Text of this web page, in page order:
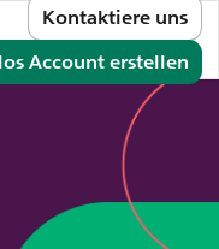
Kontaktiere uns
Account erstellen